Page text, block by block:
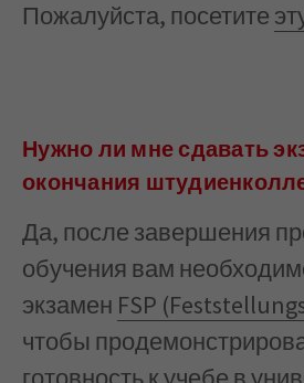
Пожалуйста, посетите
Нужно ли мне сдавать
окончания
Да, после завершения
обучения вам
экзамен FSP
чтобы